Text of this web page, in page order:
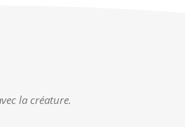
la créature.